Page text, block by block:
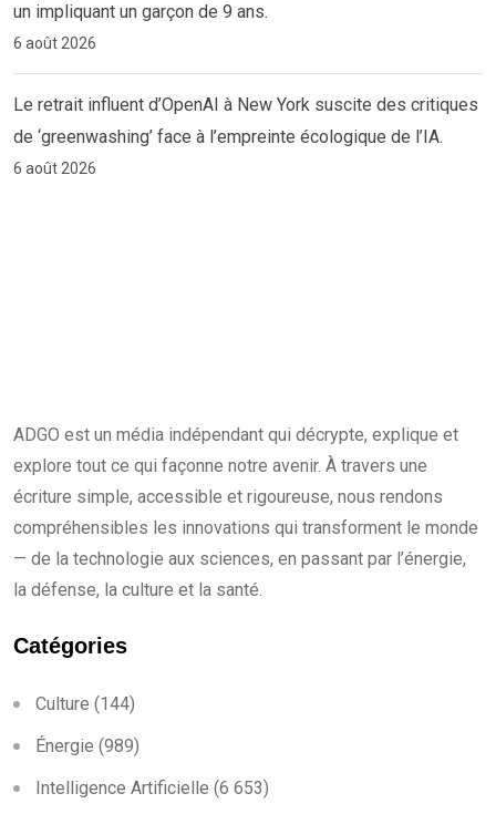
un impliquant un garçon de 9 ans.
6 août 2026
Le retrait influent d’OpenAI à New York suscite des critiques
de ‘greenwashing’ face à l’empreinte écologique de l’IA.
6 août 2026
ADGO est un média indépendant qui décrypte, explique et
explore tout ce qui façonne notre avenir. À travers une
écriture simple, accessible et rigoureuse, nous rendons
compréhensibles les innovations qui transforment le monde
— de la technologie aux sciences, en passant par l’énergie,
la défense, la culture et la santé.
Catégories
Culture (144)
Énergie (989)
Intelligence Artificielle (6 653)